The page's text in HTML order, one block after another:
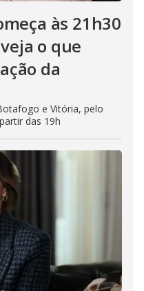
às 21h30
o que
da
e Vitória, pelo
das 19h